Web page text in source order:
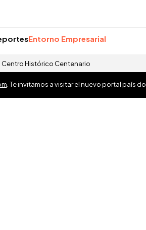
Entorno Empresarial
Centro Histórico Centenario
. Te invitamos a visitar el nuevo portal país